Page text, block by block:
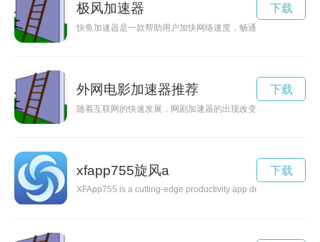
极风加速器
快鱼加速器是一款帮助用户加快网络速度，畅通无阻上网的工
下载
外网电影加速器推荐
随着互联网的快速发展，网剧加速器的出现改变了人们观影的
下载
xfapp755旋风a
XFApp755 is a cutting-edge productivity app designed to
下载